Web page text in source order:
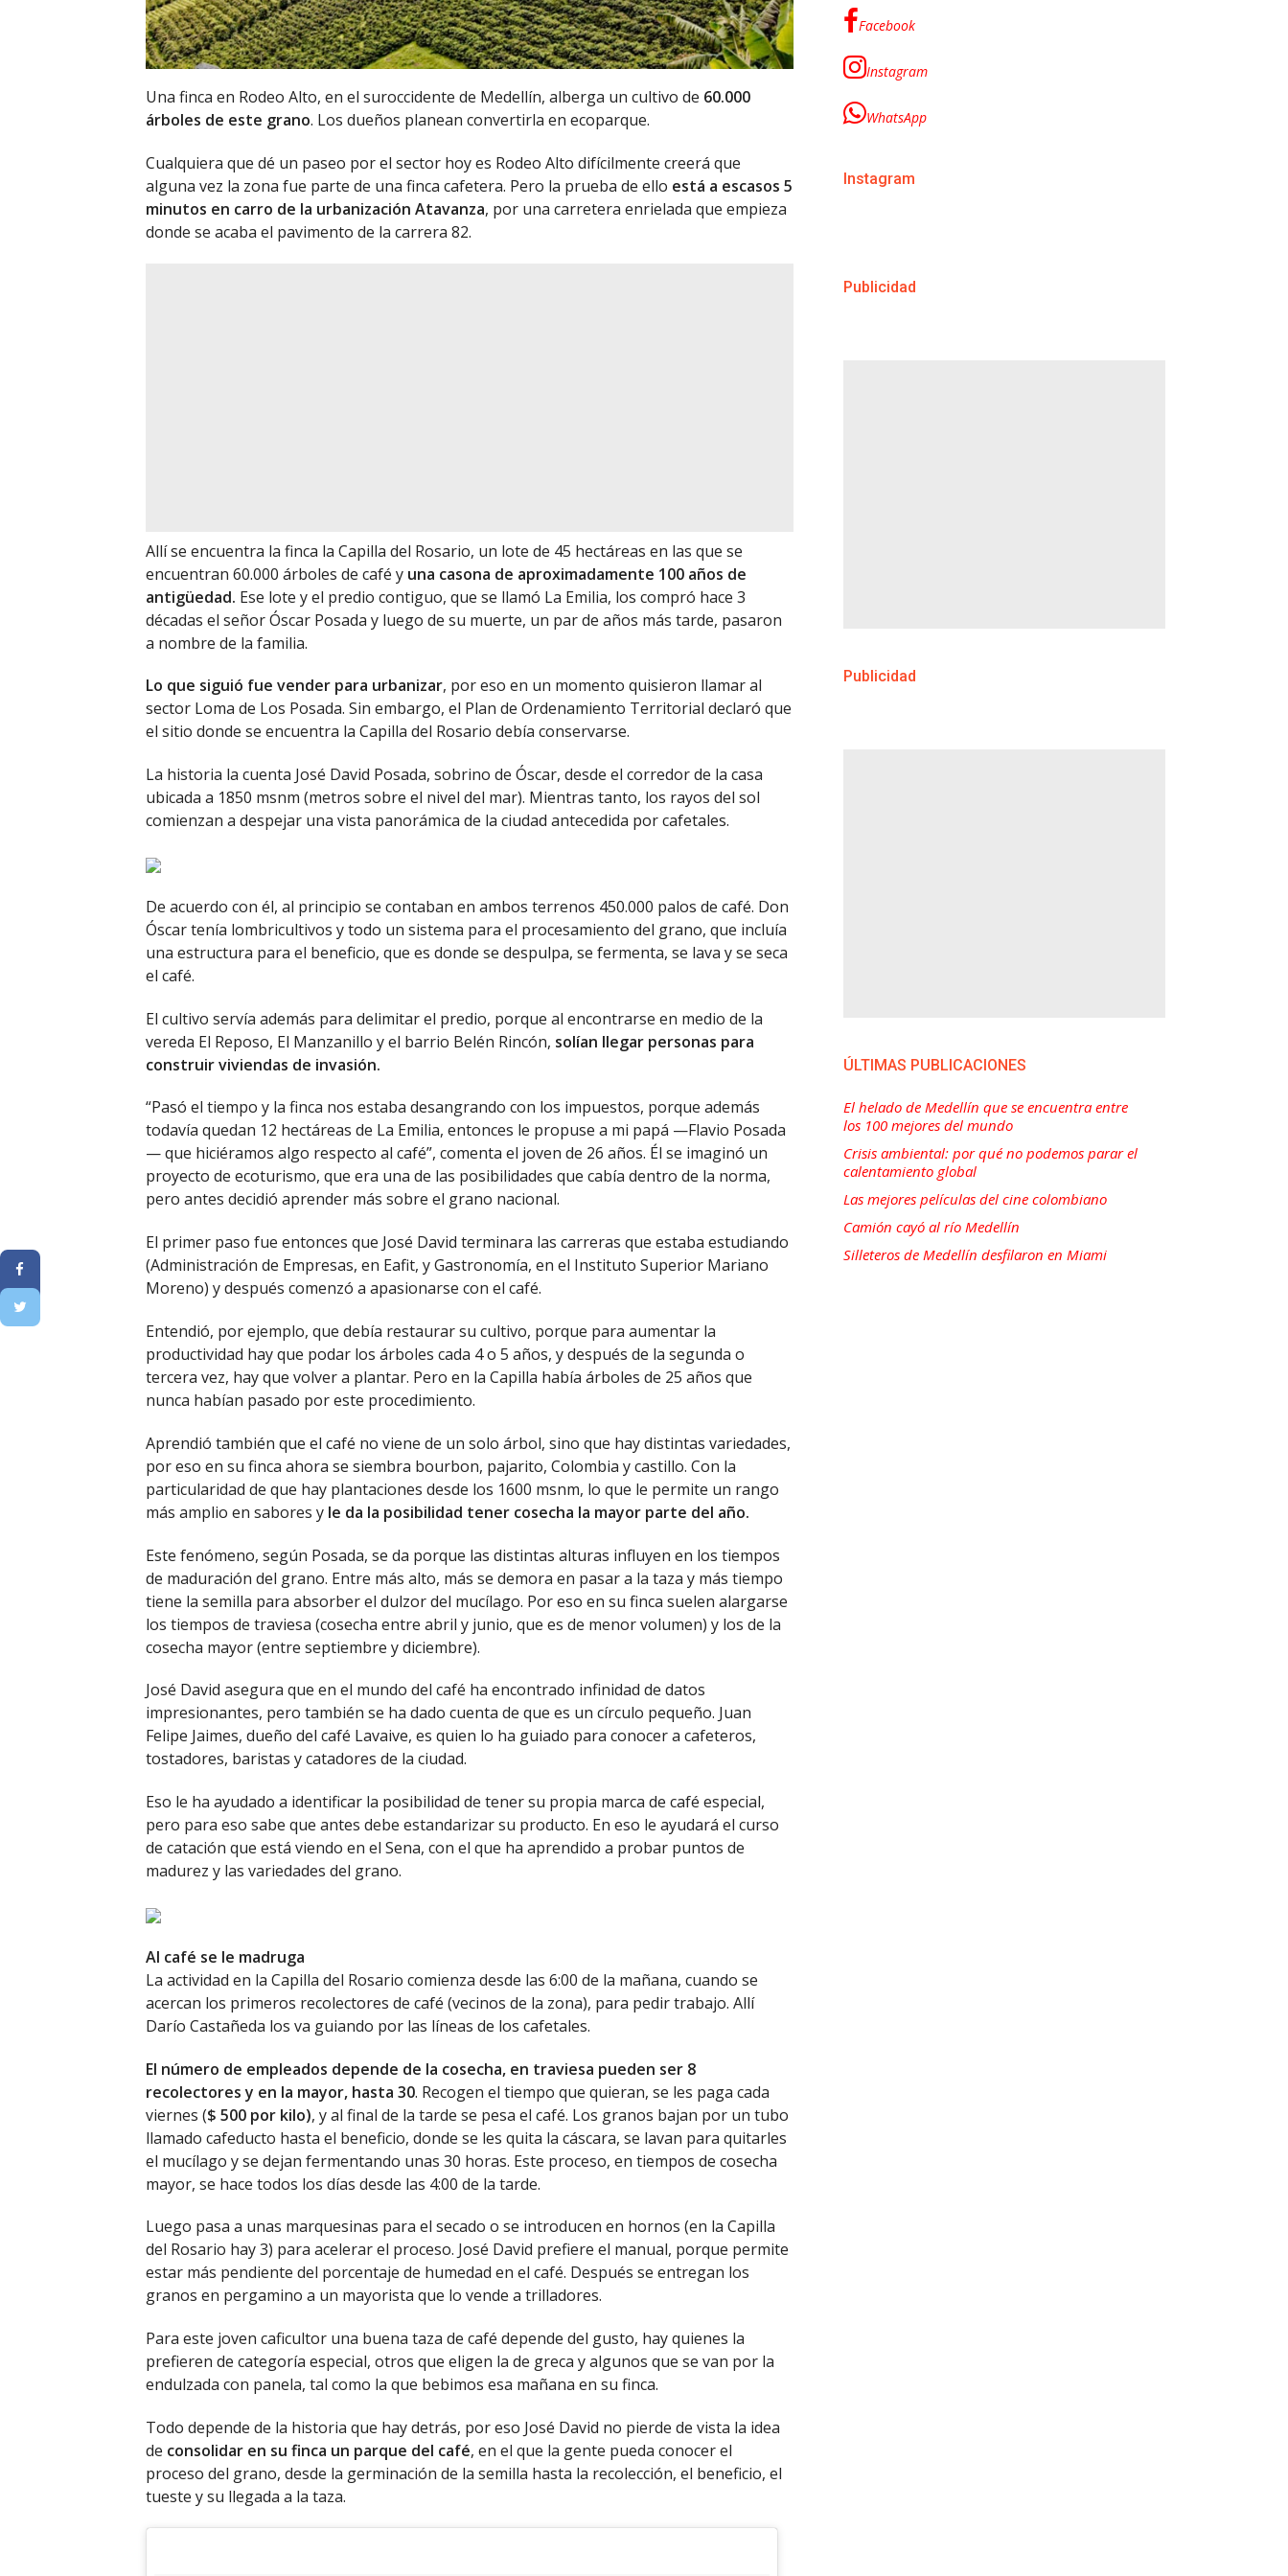
Una finca en Rodeo Alto, en el suroccidente de Medellín, alberga un cultivo de 60.000
árboles de este grano. Los dueños planean convertirla en ecoparque.
Cualquiera que dé un paseo por el sector hoy es Rodeo Alto difícilmente creerá que
alguna vez la zona fue parte de una finca cafetera. Pero la prueba de ello está a escasos 5
minutos en carro de la urbanización Atavanza, por una carretera enrielada que empieza
donde se acaba el pavimento de la carrera 82.
Allí se encuentra la finca la Capilla del Rosario, un lote de 45 hectáreas en las que se
encuentran 60.000 árboles de café y una casona de aproximadamente 100 años de
antigüedad. Ese lote y el predio contiguo, que se llamó La Emilia, los compró hace 3
décadas el señor Óscar Posada y luego de su muerte, un par de años más tarde, pasaron
a nombre de la familia.
Lo que siguió fue vender para urbanizar, por eso en un momento quisieron llamar al
sector Loma de Los Posada. Sin embargo, el Plan de Ordenamiento Territorial declaró que
el sitio donde se encuentra la Capilla del Rosario debía conservarse.
La historia la cuenta José David Posada, sobrino de Óscar, desde el corredor de la casa
ubicada a 1850 msnm (metros sobre el nivel del mar). Mientras tanto, los rayos del sol
comienzan a despejar una vista panorámica de la ciudad antecedida por cafetales.
De acuerdo con él, al principio se contaban en ambos terrenos 450.000 palos de café. Don
Óscar tenía lombricultivos y todo un sistema para el procesamiento del grano, que incluía
una estructura para el beneficio, que es donde se despulpa, se fermenta, se lava y se seca
el café.
El cultivo servía además para delimitar el predio, porque al encontrarse en medio de la
vereda El Reposo, El Manzanillo y el barrio Belén Rincón, solían llegar personas para
construir viviendas de invasión.
“Pasó el tiempo y la finca nos estaba desangrando con los impuestos, porque además
todavía quedan 12 hectáreas de La Emilia, entonces le propuse a mi papá —Flavio Posada
— que hiciéramos algo respecto al café”, comenta el joven de 26 años. Él se imaginó un
proyecto de ecoturismo, que era una de las posibilidades que cabía dentro de la norma,
pero antes decidió aprender más sobre el grano nacional.
El primer paso fue entonces que José David terminara las carreras que estaba estudiando
(Administración de Empresas, en Eafit, y Gastronomía, en el Instituto Superior Mariano
Moreno) y después comenzó a apasionarse con el café.
Entendió, por ejemplo, que debía restaurar su cultivo, porque para aumentar la
productividad hay que podar los árboles cada 4 o 5 años, y después de la segunda o
tercera vez, hay que volver a plantar. Pero en la Capilla había árboles de 25 años que
nunca habían pasado por este procedimiento.
Aprendió también que el café no viene de un solo árbol, sino que hay distintas variedades,
por eso en su finca ahora se siembra bourbon, pajarito, Colombia y castillo. Con la
particularidad de que hay plantaciones desde los 1600 msnm, lo que le permite un rango
más amplio en sabores y le da la posibilidad tener cosecha la mayor parte del año.
Este fenómeno, según Posada, se da porque las distintas alturas influyen en los tiempos
de maduración del grano. Entre más alto, más se demora en pasar a la taza y más tiempo
tiene la semilla para absorber el dulzor del mucílago. Por eso en su finca suelen alargarse
los tiempos de traviesa (cosecha entre abril y junio, que es de menor volumen) y los de la
cosecha mayor (entre septiembre y diciembre).
José David asegura que en el mundo del café ha encontrado infinidad de datos
impresionantes, pero también se ha dado cuenta de que es un círculo pequeño. Juan
Felipe Jaimes, dueño del café Lavaive, es quien lo ha guiado para conocer a cafeteros,
tostadores, baristas y catadores de la ciudad.
Eso le ha ayudado a identificar la posibilidad de tener su propia marca de café especial,
pero para eso sabe que antes debe estandarizar su producto. En eso le ayudará el curso
de catación que está viendo en el Sena, con el que ha aprendido a probar puntos de
madurez y las variedades del grano.
Al café se le madruga
La actividad en la Capilla del Rosario comienza desde las 6:00 de la mañana, cuando se
acercan los primeros recolectores de café (vecinos de la zona), para pedir trabajo. Allí
Darío Castañeda los va guiando por las líneas de los cafetales.
El número de empleados depende de la cosecha, en traviesa pueden ser 8
recolectores y en la mayor, hasta 30. Recogen el tiempo que quieran, se les paga cada
viernes ($ 500 por kilo), y al final de la tarde se pesa el café. Los granos bajan por un tubo
llamado cafeducto hasta el beneficio, donde se les quita la cáscara, se lavan para quitarles
el mucílago y se dejan fermentando unas 30 horas. Este proceso, en tiempos de cosecha
mayor, se hace todos los días desde las 4:00 de la tarde.
Luego pasa a unas marquesinas para el secado o se introducen en hornos (en la Capilla
del Rosario hay 3) para acelerar el proceso. José David prefiere el manual, porque permite
estar más pendiente del porcentaje de humedad en el café. Después se entregan los
granos en pergamino a un mayorista que lo vende a trilladores.
Para este joven caficultor una buena taza de café depende del gusto, hay quienes la
prefieren de categoría especial, otros que eligen la de greca y algunos que se van por la
endulzada con panela, tal como la que bebimos esa mañana en su finca.
Todo depende de la historia que hay detrás, por eso José David no pierde de vista la idea
de consolidar en su finca un parque del café, en el que la gente pueda conocer el
proceso del grano, desde la germinación de la semilla hasta la recolección, el beneficio, el
tueste y su llegada a la taza.
Facebook
Instagram
WhatsApp
Instagram
Publicidad
Publicidad
ÚLTIMAS PUBLICACIONES
El helado de Medellín que se encuentra entre
los 100 mejores del mundo
Crisis ambiental: por qué no podemos parar el
calentamiento global
Las mejores películas del cine colombiano
Camión cayó al río Medellín
Silleteros de Medellín desfilaron en Miami